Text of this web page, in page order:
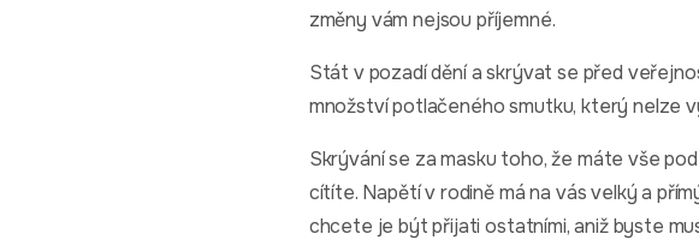
změny vám nejsou příjemné.
Stát v pozadí dění a skrývat se před
množství potlačeného smutku, který nelze
Skrývání se za masku toho, že máte vše
cítíte. Napětí v rodině má na vás velký a
chcete je být přijati ostatními, aniž byste